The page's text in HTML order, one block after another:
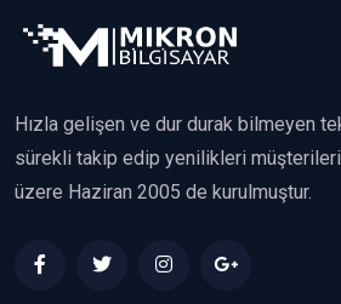
Hızla gelişen ve dur durak bilmeyen
sürekli takip edip yenilikleri
üzere Haziran 2005 de kurulmuştur.